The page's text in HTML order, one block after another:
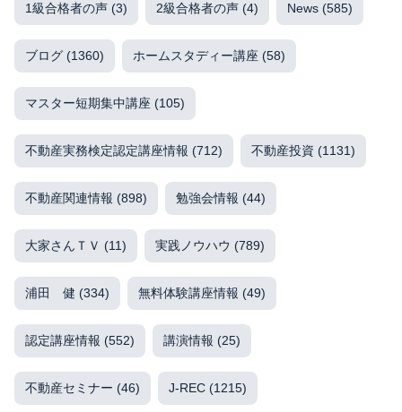
1級合格者の声 (3) 2級合格者の声 (4) News (585)
ブログ (1360) ホームスタディー講座 (58)
マスター短期集中講座 (105)
不動産実務検定認定講座情報 (712) 不動産投資 (1131)
不動産関連情報 (898) 勉強会情報 (44)
大家さんＴＶ (11) 実践ノウハウ (789)
浦田 健 (334) 無料体験講座情報 (49)
認定講座情報 (552) 講演情報 (25)
不動産セミナー (46) J-REC (1215)